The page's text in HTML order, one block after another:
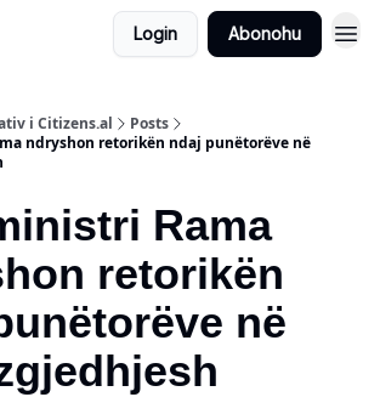
Login Abonohu
i Citizens.al
Posts
ndryshon retorikën ndaj punëtorëve në
Rama
retorikën
në